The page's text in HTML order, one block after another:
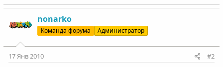
nonarko
Команда форума Администратор
17 Янв 2010 #2